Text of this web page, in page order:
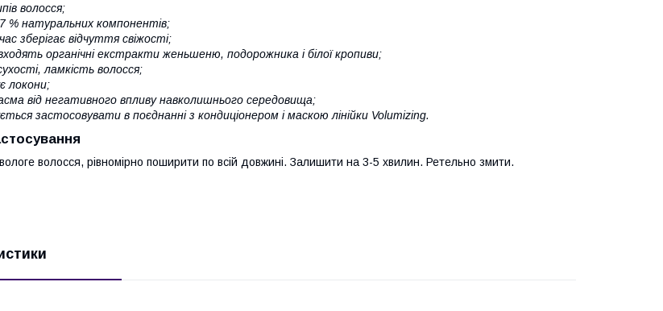
волосся;
% натуральних компонентів;
зберігає відчуття свіжості;
органічні екстракти женьшеню, подорожника і білої кропиви;
ламкість волосся;
локони;
від негативного впливу навколишнього середовища;
застосовувати в поєднанні з кондиціонером і маскою лінійки Volumizing.
волосся, рівномірно поширити по всій довжині. Залишити на 3-5 хвилин. Ретельно змити.